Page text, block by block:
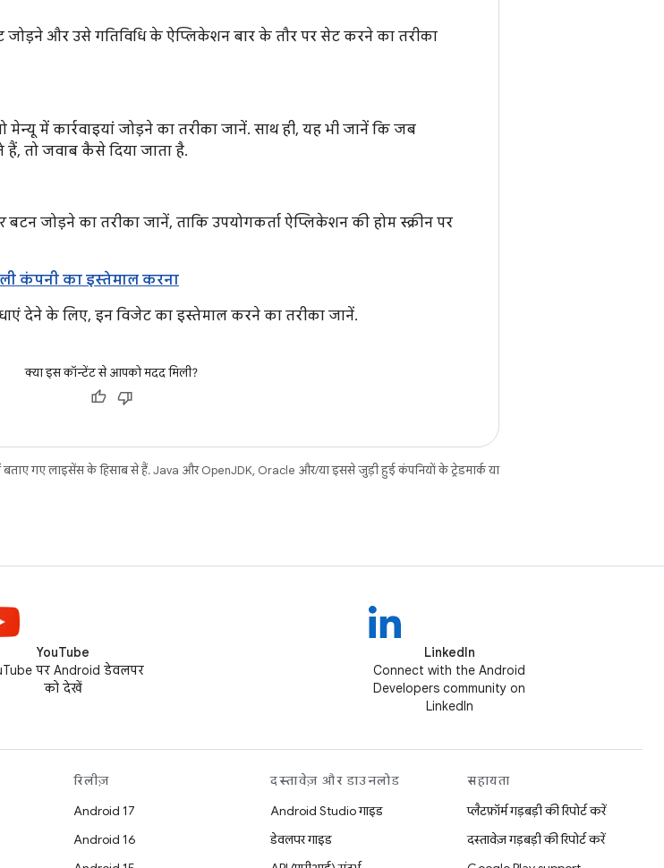
जोड़ने और उसे गतिविधि के ऐप्लिकेशन बार के तौर पर सेट करने का तरीका
में कार्रवाइयां जोड़ने का तरीका जानें. साथ ही, यह भी जानें कि जब
हैं, तो जवाब कैसे दिया जाता है.
बटन जोड़ने का तरीका जानें, ताकि उपयोगकर्ता ऐप्लिकेशन की होम स्क्रीन पर
कंपनी का इस्तेमाल करना
देने के लिए, इन विजेट का इस्तेमाल करने का तरीका जानें.
क्या इस कॉन्टेंट से आपको मदद मिली?
गए लाइसेंस के हिसाब से हैं. Java और OpenJDK, Oracle और/या इससे जुड़ी हुई कंपनियों के ट्रेडमार्क या
YouTube
पर Android डेवलपर
को देखें
LinkedIn
Connect with the Android
Developers community on
LinkedIn
रिलीज़
Android 17
Android 16
दस्तावेज़ और डाउनलोड
Android Studio गाइड
डेवलपर गाइड
सहायता
प्लैटफ़ॉर्म गड़बड़ी की रिपोर्ट करें
दस्तावेज़ गड़बड़ी की रिपोर्ट करें